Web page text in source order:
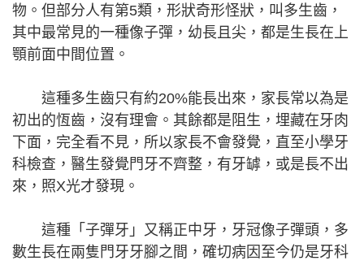
物。但部分人有第5類，形狀奇形怪狀，叫多生齒，
其中最常見的一種像子彈，幼長且尖，都是生長在上
顎前面中間位置。
這種多生齒只有約20%能長出來，家長常以為是
初出的恆齒，沒有理會。其餘都是阻生，埋藏在牙肉
下面，完全看不見，所以家長不會發覺，直至小學牙
科檢查，醫生發覺門牙不齊整，有牙罅，或是長不出
來，照X光才發現。
這種「子彈牙」又稱正中牙，牙冠像子彈頭，多
數生長在兩隻門牙牙腳之間，確切病因至今仍是牙科